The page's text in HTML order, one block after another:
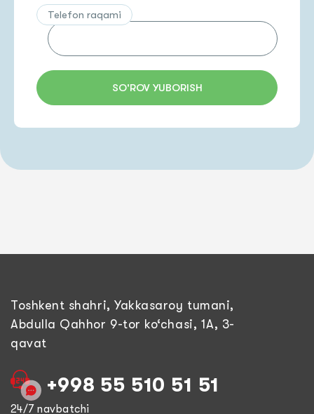
Telefon raqami
SO'ROV YUBORISH
Toshkent shahri, Yakkasaroy tumani,
Abdulla Qahhor 9-tor ko‘chasi, 1A, 3-
qavat
+998 55 510 51 51
24/7 navbatchi